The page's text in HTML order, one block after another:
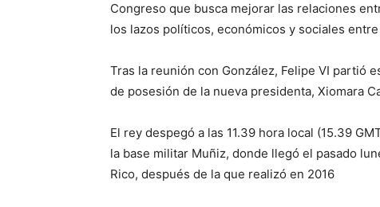
Congreso que busca mejorar las relaciones
los lazos políticos, económicos y sociales
Tras la reunión con González, Felipe VI partió
de posesión de la nueva presidenta, Xiomara
El rey despegó a las 11.39 hora local (15.39
la base militar Muñiz, donde llegó el pasado
Rico, después de la que realizó en 2016